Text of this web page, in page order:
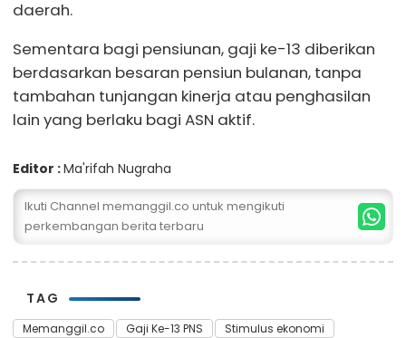
daerah.
Sementara bagi pensiunan, gaji ke-13 diberikan
berdasarkan besaran pensiun bulanan, tanpa
tambahan tunjangan kinerja atau penghasilan
lain yang berlaku bagi ASN aktif.
Editor :Ma'rifah Nugraha
Ikuti Channel memanggil.co untuk mengikuti
perkembangan berita terbaru
TAG
Memanggil.co Gaji Ke-13 PNS Stimulus ekonomi